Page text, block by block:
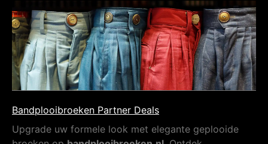
Bandplooibroeken Partner Deals
Upgrade uw formele look met elegante geplooide